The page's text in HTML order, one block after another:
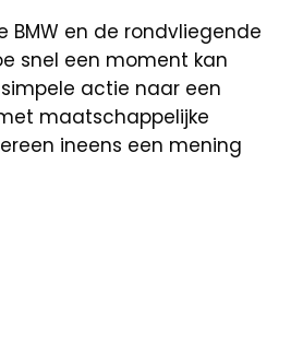
BMW en de rondvliegende
snel een moment kan
actie naar een
maatschappelijke
ineens een mening